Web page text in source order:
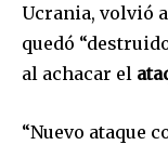
Ucrania, volvió
quedó
al achacar el
“Nuevo ataque